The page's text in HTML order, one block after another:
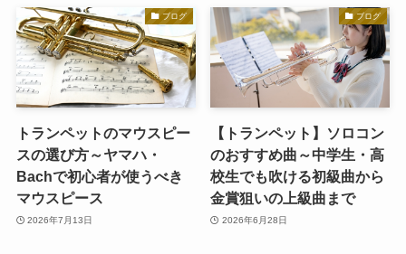
ブログ
トランペットのマウスピー
スの選び方～ヤマハ・
Bachで初心者が使うべき
マウスピース
2026年7月13日
ブログ
【トランペット】ソロコン
のおすすめ曲～中学生・高
校生でも吹ける初級曲から
金賞狙いの上級曲まで
2026年6月28日